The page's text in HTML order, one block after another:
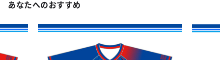
あなたへのおすすめ